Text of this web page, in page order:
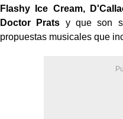
Flashy Ice Cream,
Doctor Prats y que son
propuestas musicales que